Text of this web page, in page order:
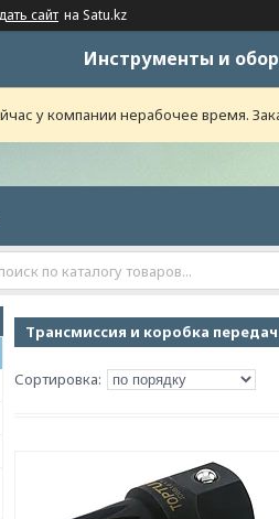
сайт на Satu.kz
Инструменты и
у компании нерабочее время.
Трансмиссия и коробка передач